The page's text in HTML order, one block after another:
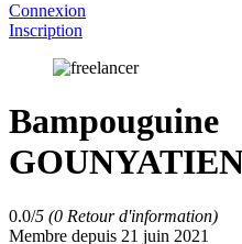
Connexion
Inscription
Bampouguine
0.0/5 (0 Retour d'information)
Membre depuis 21 juin 2021